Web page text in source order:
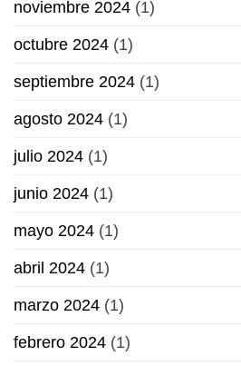
noviembre 2024 (1)
octubre 2024 (1)
septiembre 2024 (1)
agosto 2024 (1)
julio 2024 (1)
junio 2024 (1)
mayo 2024 (1)
abril 2024 (1)
marzo 2024 (1)
febrero 2024 (1)